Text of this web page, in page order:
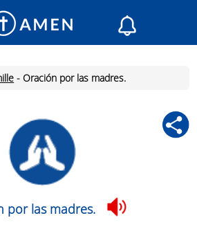
-Oración por las madres.
por las madres.